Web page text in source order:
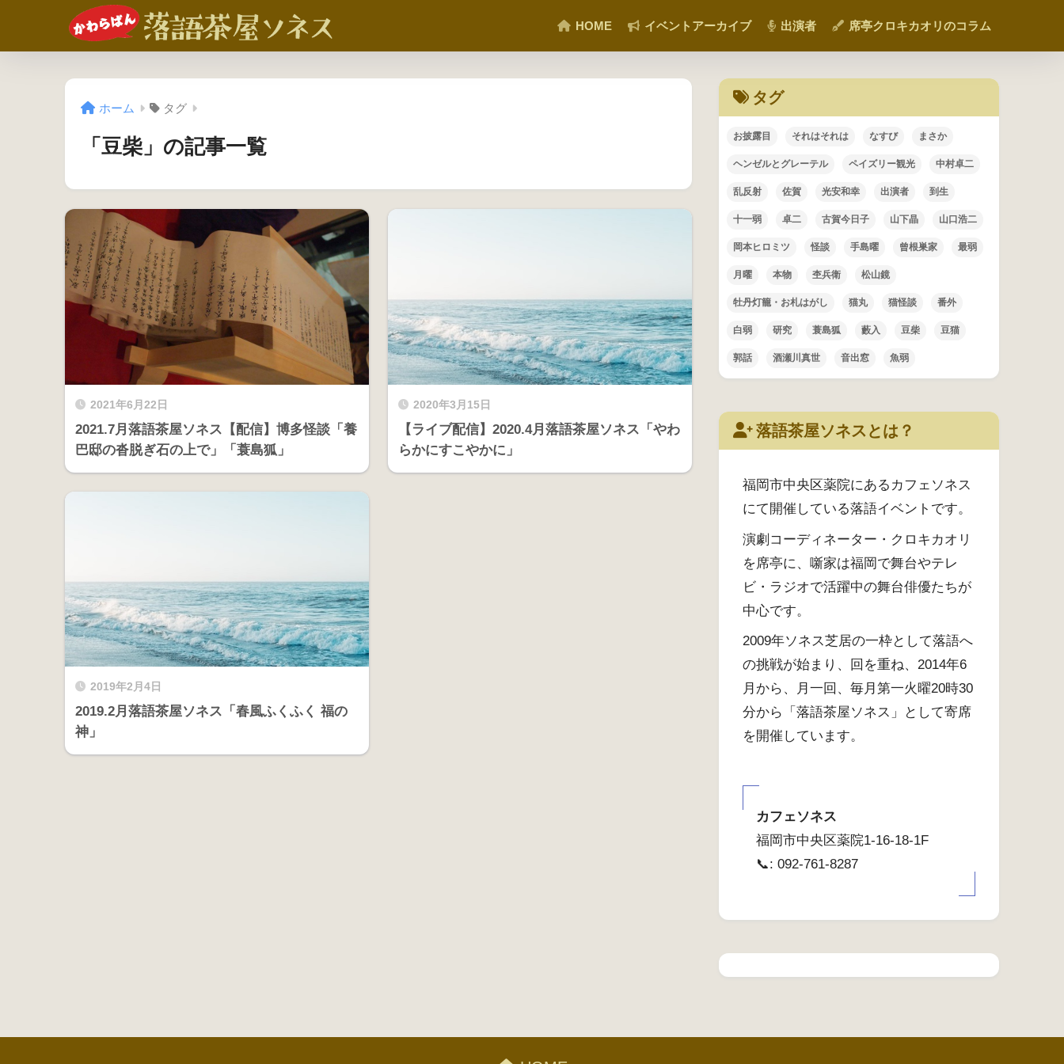
HOME イベントアーカイブ 出演者 席亭クロキカオリのコラム
ホーム タグ
「豆柴」の記事一覧
2021年6月22日
2021.7月落語茶屋ソネス【配信】博多怪談「養
巴邸の沓脱ぎ石の上で」「蓑島狐」
2020年3月15日
【ライブ配信】2020.4月落語茶屋ソネス「やわ
らかにすこやかに」
2019年2月4日
2019.2月落語茶屋ソネス「春風ふくふく 福の
神」
タグ
お披露目 それはそれは なすび まさか
ヘンゼルとグレーテル ペイズリー観光 中村卓二
乱反射 佐賀 光安和幸 出演者 到生
十一弱 卓二 古賀今日子 山下晶 山口浩二
岡本ヒロミツ 怪談 手島曜 曾根巣家 最弱
月曜 本物 杢兵衛 松山鏡
牡丹灯籠・お札はがし 猫丸 猫怪談 番外
白弱 研究 蓑島狐 藪入 豆柴 豆猫
郭話 酒瀬川真世 音出窓 魚弱
落語茶屋ソネスとは？
福岡市中央区薬院にあるカフェソネス
にて開催している落語イベントです。
演劇コーディネーター・クロキカオリ
を席亭に、噺家は福岡で舞台やテレ
ビ・ラジオで活躍中の舞台俳優たちが
中心です。
2009年ソネス芝居の一枠として落語へ
の挑戦が始まり、回を重ね、2014年6
月から、月一回、毎月第一火曜20時30
分から「落語茶屋ソネス」として寄席
を開催しています。
カフェソネス
福岡市中央区薬院1-16-18-1F
📞: 092-761-8287